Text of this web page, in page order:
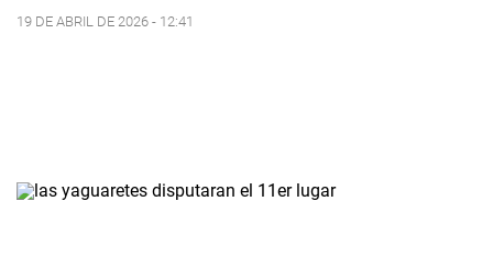
19 DE ABRIL DE 2026 - 12:41